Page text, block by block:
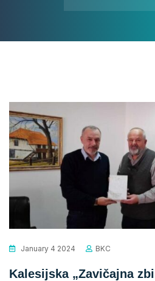
January 4 2024 BKC
Kalesijska „Zavičajna